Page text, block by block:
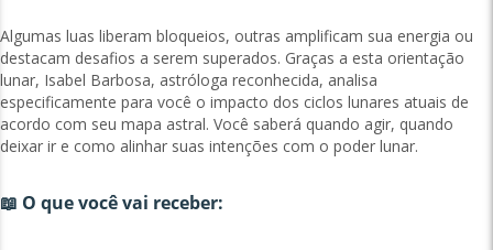
Algumas luas liberam bloqueios, outras amplificam sua energia ou
destacam desafios a serem superados. Graças a esta orientação
lunar, Isabel Barbosa, astróloga reconhecida, analisa
especificamente para você o impacto dos ciclos lunares atuais de
acordo com seu mapa astral. Você saberá quando agir, quando
deixar ir e como alinhar suas intenções com o poder lunar.
📖 O que você vai receber: